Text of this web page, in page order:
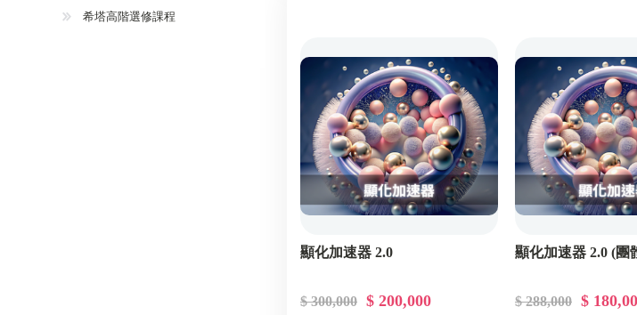
顯化加速器 2.0
$ 300,000 $ 200,000
顯化加速器 2.0 (團
$ 288,000 $
希塔高階選修課程